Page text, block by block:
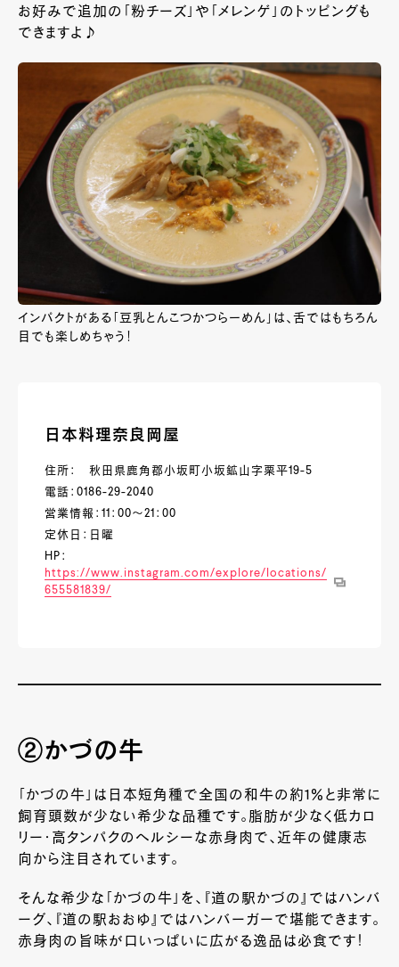
お好みで追加の「粉チーズ」や「メレンゲ」のトッピングも
できますよ♪
インパクトがある「豆乳とんこつかつらーめん」は、舌ではもちろん
目でも楽しめちゃう！
日本料理奈良岡屋
住所： 秋田県鹿角郡小坂町小坂鉱山字栗平19-5
電話：0186-29-2040
営業情報：11：00～21：00
定休日：日曜
HP：
https://www.instagram.com/explore/locations/
655581839/
②かづの牛
「かづの牛」は日本短角種で全国の和牛の約1％と非常に
飼育頭数が少ない希少な品種です。脂肪が少なく低カロ
リー・高タンパクのヘルシーな赤身肉で、近年の健康志
向から注目されています。
そんな希少な「かづの牛」を、『道の駅かづの』ではハンバ
ーグ、『道の駅おおゆ』ではハンバーガーで堪能できます。
赤身肉の旨味が口いっぱいに広がる逸品は必食です！